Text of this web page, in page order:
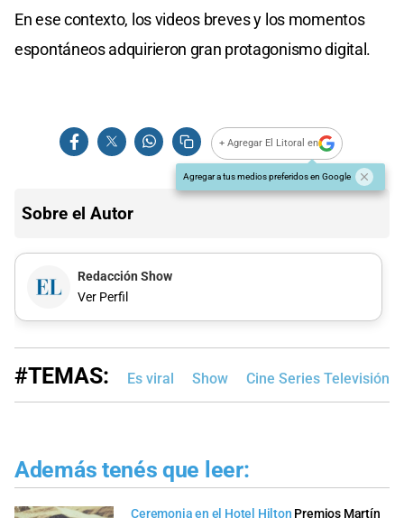
En ese contexto, los videos breves y los momentos
espontáneos adquirieron gran protagonismo digital.
+ Agregar El Litoral en
Agregar a tus medios preferidos en Google
Sobre el Autor
Redacción Show
Ver Perfil
#TEMAS: Es viral Show Cine Series Televisión
Además tenés que leer:
Ceremonia en el Hotel Hilton Premios Martín